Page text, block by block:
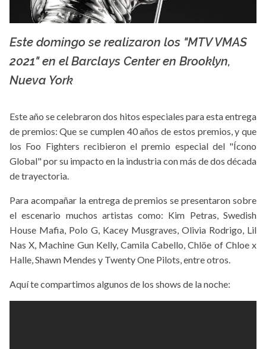
Este domingo se realizaron los "MTV VMAS
2021" en el Barclays Center en Brooklyn,
Nueva York
Este año se celebraron dos hitos especiales para esta entrega
de premios: Que se cumplen 40 años de estos premios, y que
los Foo Fighters recibieron el premio especial del "Ícono
Global" por su impacto en la industria con más de dos década
de trayectoria.
Para acompañar la entrega de premios se presentaron sobre
el escenario muchos artistas como: Kim Petras, Swedish
House Mafia, Polo G, Kacey Musgraves, Olivia Rodrigo, Lil
Nas X, Machine Gun Kelly, Camila Cabello, Chlöe of Chloe x
Halle, Shawn Mendes y Twenty One Pilots, entre otros.
Aquí te compartimos algunos de los shows de la noche: